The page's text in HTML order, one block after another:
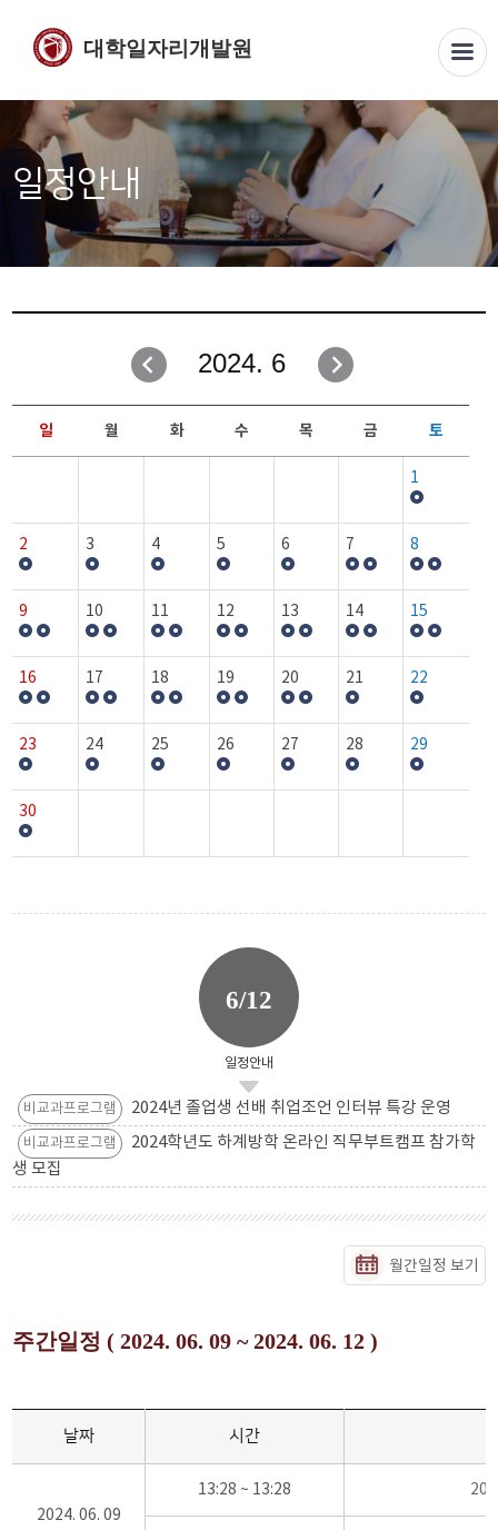
대학일자리개발원
일정안내
2024. 6
일 월 화 수 목 금 토
1
2 3 4 5 6 7 8
9 10 11 12 13 14 15
16 17 18 19 20 21 22
23 24 25 26 27 28 29
30
6/12
일정안내
비교과프로그램 2024년 졸업생 선배 취업조언 인터뷰 특강 운영
비교과프로그램
2024학년도 하계방학 온라인 직무부트캠프 참가학
생 모집
월간일정 보기
주간일정 ( 2024. 06. 09 ~ 2024. 06. 12 )
날짜 시간
2024. 06. 09
13:28 ~ 13:28